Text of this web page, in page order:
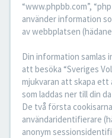
“www.phpbb.com”,
använder information
av webbplatsen
Din information samlas
att besöka “Sveriges
mjukvaran att skapa
som laddas ner till din
De två första
användaridentifierare
anonym